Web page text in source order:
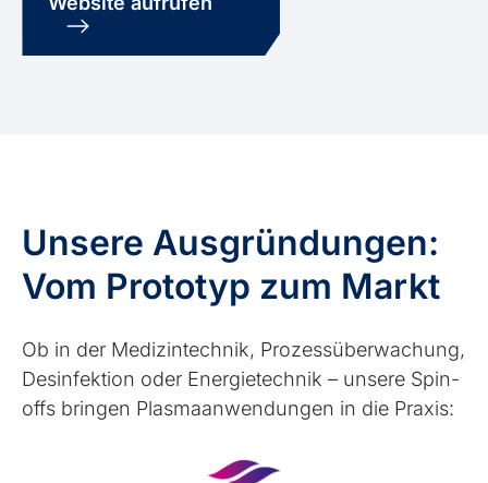
Unsere Ausgrün­dungen:
Vom Prototyp zum Markt
Ob in der Medizin­technik, Prozess­überwachung,
Desinfektion oder Energie­technik – unsere Spin-
offs bringen Plasma­anwen­dungen in die Praxis: